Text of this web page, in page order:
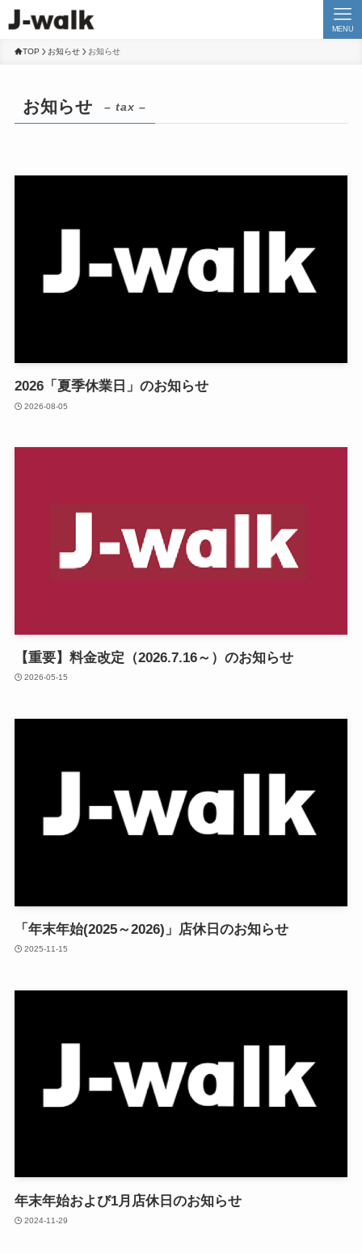
MENU
TOP お知らせ お知らせ
お知らせ – tax –
2026「夏季休業日」のお知らせ
2026-08-05
【重要】料金改定（2026.7.16～）のお知らせ
2026-05-15
「年末年始(2025～2026)」店休日のお知らせ
2025-11-15
年末年始および1月店休日のお知らせ
2024-11-29